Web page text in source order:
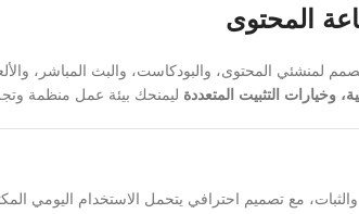
المحتوى
لمنشئي المحتوى، والبودكاست، والبث المباشر،
وخيارات التثبيت المتعددة ليمنحك بيئة عمل منظمة
مع تصميم احترافي يتحمل الاستخدام اليومي